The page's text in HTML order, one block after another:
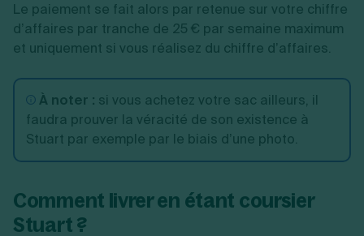
Le paiement se fait alors par retenue sur votre chiffre
d’affaires par tranche de 25 € par semaine maximum
et uniquement si vous réalisez du chiffre d’affaires.
À noter : si vous achetez votre sac ailleurs, il
faudra prouver la véracité de son existence à
Stuart par exemple par le biais d’une photo.
Comment livrer en étant coursier
Stuart ?